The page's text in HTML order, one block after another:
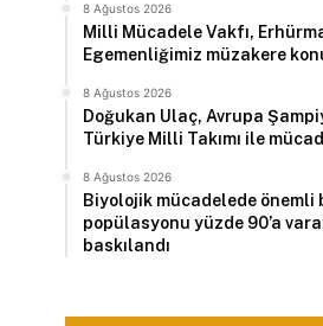
8 Ağustos 2026
Milli Mücadele Vakfı,
Egemenliğimiz müzakere
8 Ağustos 2026
Doğukan Ulaç, Avrupa
Türkiye Milli Takımı ile
8 Ağustos 2026
Biyolojik mücadelede önemli
popülasyonu yüzde 90’a
baskılandı